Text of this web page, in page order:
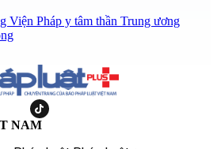
Viện Pháp y tâm thần Trung ương
NAM